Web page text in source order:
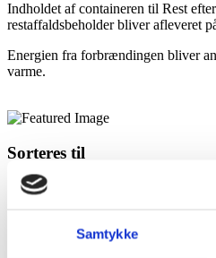
Samtykke
Indholdet af containeren til Rest
restaffaldsbeholder bliver afleveret
Energien fra forbrændingen bliver
varme.
Sorteres til